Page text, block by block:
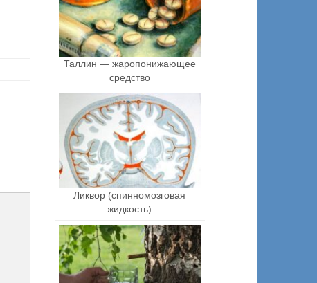
Таллин — жаропонижающее
средство
Ликвор (спинномозговая
жидкость)